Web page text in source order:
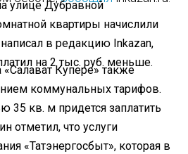
улице Дубравной
квартиры начислили
в редакцию Inkazan,
на 2 тыс. руб. меньше.
Купере» также
коммунальных тарифов.
35 кв. м придется заплатить
отметил, что услуги
«Татэнергосбыт», которая в